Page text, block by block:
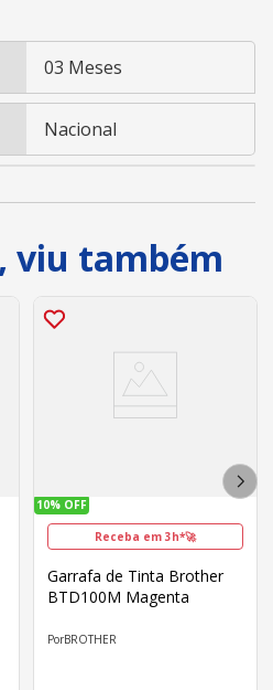
03 Meses
Nacional
viu também
10% OFF
Receba em 3h*🚀
Garrafa de Tinta Brother
BTD100M Magenta
BROTHER